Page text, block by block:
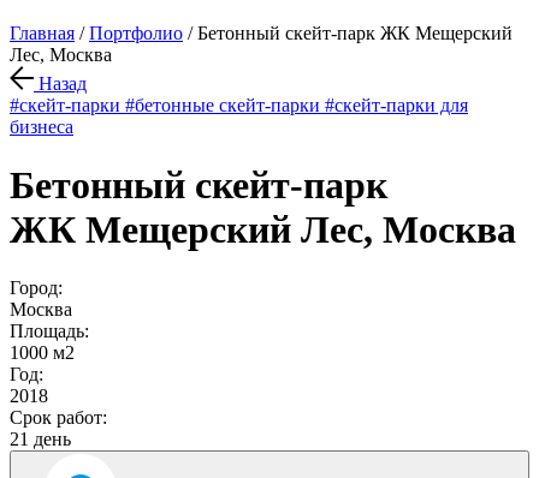
Главная /Портфолио /Бетонный скейт-парк ЖК Мещерский
Лес, Москва
Назад
#скейт-парки #бетонные скейт-парки #скейт-парки для
бизнеса
Бетонный скейт-парк
ЖК Мещерский Лес, Москва
Город:
Москва
Площадь:
1000 м2
Год:
2018
Срок работ:
21 день